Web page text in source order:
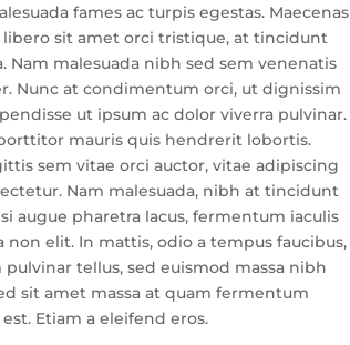
fames ac turpis egestas. Maecenas
sit amet orci tristique, at tincidunt
Nam malesuada nibh sed sem venenatis
Nunc at condimentum orci, ut dignissim
ut ipsum ac dolor viverra pulvinar.
mauris quis hendrerit lobortis.
sem vitae orci auctor, vitae adipiscing
Nam malesuada, nibh at tincidunt
augue pharetra lacus, fermentum iaculis
non elit. In mattis, odio a tempus faucibus,
pulvinar tellus, sed euismod massa nibh
sit amet massa at quam fermentum
Etiam a eleifend eros.